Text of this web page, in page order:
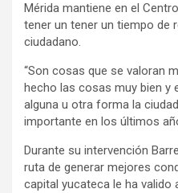
Mérida mantiene en el
tener un tener un tiempo de
ciudadano.
“Son cosas que se valoran
hecho las cosas muy bien y
alguna u otra forma la
importante en los últimos
Durante su intervención
ruta de generar mejores
capital yucateca le ha valido